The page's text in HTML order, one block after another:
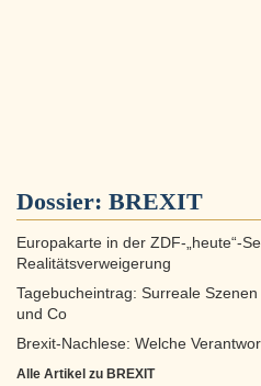
Dossier: BREXIT
Europakarte in der ZDF-„heute“-
Realitätsverweigerung
Tagebucheintrag: Surreale
und Co
Brexit-Nachlese: Welche
Alle Artikel zu BREXIT